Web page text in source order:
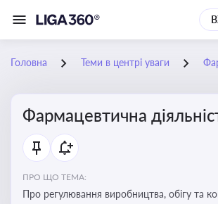
Головна Теми в центрі уваги
Фармацевтична
ПРО ЩО ТЕМА:
Про регулювання виробництва, обігу та